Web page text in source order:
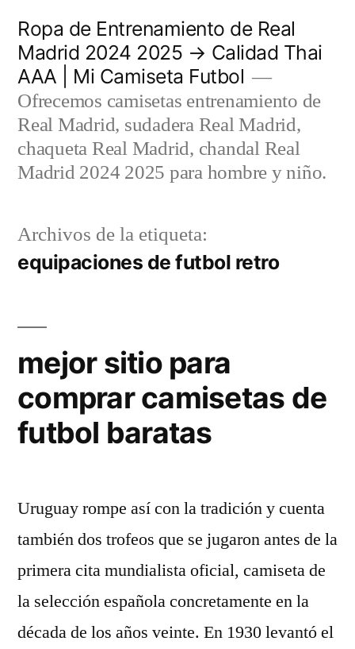
contenido
Ropa de Entrenamiento de Real
Madrid 2024 2025 → Calidad Thai
AAA | Mi Camiseta Futbol
Ofrecemos camisetas entrenamiento de
Real Madrid, sudadera Real Madrid,
chaqueta Real Madrid, chandal Real
Madrid 2024 2025 para hombre y niño.
Archivos de la etiqueta:
equipaciones de futbol retro
mejor sitio para
comprar camisetas de
futbol baratas
Uruguay rompe así con la tradición y cuenta
también dos trofeos que se jugaron antes de la
primera cita mundialista oficial, camiseta de
la selección española concretamente en la
década de los años veinte. En 1930 levantó el